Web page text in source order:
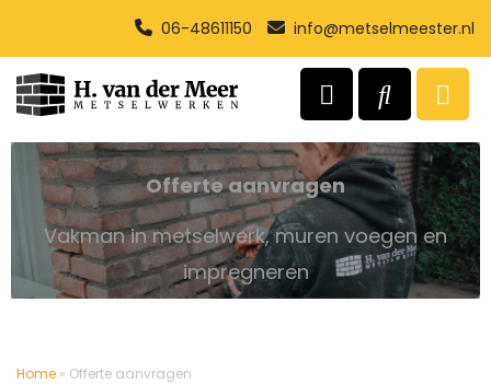
06-48611150 info@metselmeester.nl
Offerte aanvragen
Vakman in metselwerk, muren voegen en
impregneren
Home » Offerte aanvragen